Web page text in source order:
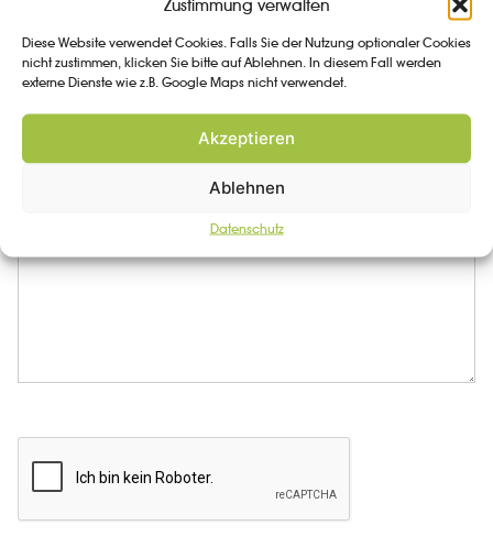
Zustimmung verwalten
Diese Website verwendet Cookies. Falls Sie der Nutzung optionaler Cookies
nicht zustimmen, klicken Sie bitte auf Ablehnen. In diesem Fall werden
externe Dienste wie z.B. Google Maps nicht verwendet.
Akzeptieren
Ablehnen
Datenschutz
Nachricht*